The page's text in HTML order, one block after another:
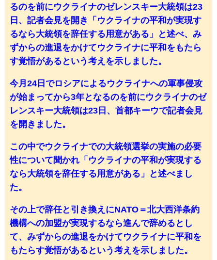
るのを前にウクライナのゼレンスキー大統領は23
日、記者会見を開き「ウクライナの平和が実現す
るなら大統領を辞任する用意がある」と述べ、み
ずからの進退をかけてウクライナに平和をもたら
す覚悟があるという考えを示しました。
今月24日でロシアによるウクライナへの軍事侵攻
が始まってから3年となるのを前にウクライナのゼ
レンスキー大統領は23日、首都キーウで記者会見
を開きました。
この中でウクライナでの大統領選挙の実施の必要
性について聞かれ「ウクライナの平和が実現する
なら大統領を辞任する用意がある」と述べまし
た。
その上で辞任と引き換えにNATO＝北大西洋条約
機構への加盟が実現するなら進んで辞めるとし
て、みずからの進退をかけてウクライナに平和を
もたらす覚悟があるという考えを示しました。